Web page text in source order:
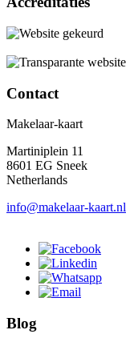
Contact
Makelaar-kaart
Martiniplein 11
8601 EG Sneek
Netherlands
info@makelaar-kaart.nl
Blog